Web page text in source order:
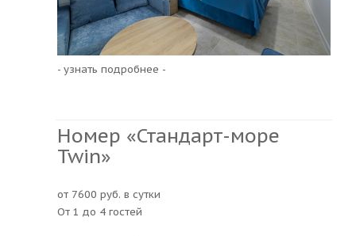
- узнать подробнее -
Номер «Стандарт-море
Twin»
от 7600 руб. в сутки
От 1 до 4 гостей